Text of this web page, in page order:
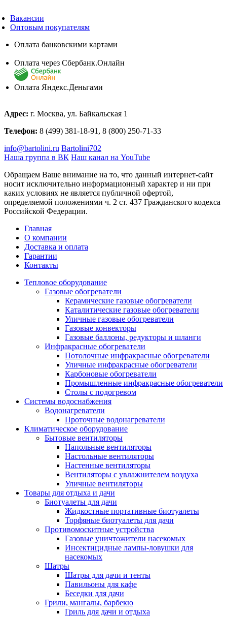
Вакансии
Оптовым покупателям
Оплата банковскими картами
Оплата через Сбербанк.Онлайн
Оплата Яндекс.Деньгами
Адрес: г. Москва, ул. Байкальская 1
Телефон: 8 (499) 381-18-91, 8 (800) 250-71-33
info@bartolini.ru Bartolini702
Наша группа в ВК Наш канал на YouTube
Обращаем Ваше внимание на то, что данный интернет-сайт
носит исключительно информационный характер и ни при
каких условиях не является публичной офертой,
определяемой положениями ч. 2 ст. 437 Гражданского кодекса
Российской Федерации.
Главная
О компании
Доставка и оплата
Гарантии
Контакты
Тепловое оборудование
Газовые обогреватели
Керамические газовые обогреватели
Каталитические газовые обогреватели
Уличные газовые обогреватели
Газовые конвекторы
Газовые баллоны, редукторы и шланги
Инфракрасные обогреватели
Потолочные инфракрасные обогреватели
Уличные инфракрасные обогреватели
Карбоновые обогреватели
Промышленные инфракрасные обогреватели
Столы с подогревом
Системы водоснабжения
Водонагреватели
Проточные водонагреватели
Климатическое оборудование
Бытовые вентиляторы
Напольные вентиляторы
Настольные вентиляторы
Настенные вентиляторы
Вентиляторы с увлажнителем воздуха
Уличные вентиляторы
Товары для отдыха и дачи
Биотуалеты для дачи
Жидкостные портативные биотуалеты
Торфяные биотуалеты для дачи
Противомоскитные устройства
Газовые уничтожители насекомых
Инсектицидные лампы-ловушки для
насекомых
Шатры
Шатры для дачи и тенты
Павильоны для кафе
Беседки для дачи
Грили, мангалы, барбекю
Гриль для дачи и отдыха